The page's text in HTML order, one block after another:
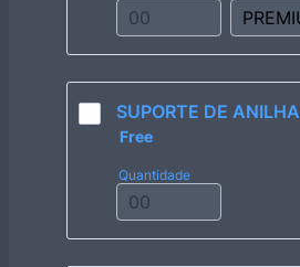
SUPORTE DE ANILHA
Free
Free
Quantidade